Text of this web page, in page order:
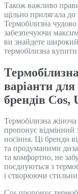
Також важливо
щільно прилягала
Термобілизна
забезпечуючи
ви знайдете
термобілизна
варіанти для
брендів
Термобілизна
пропонує відмінний
носіння. Ці бренди
та продуманими
та комфортно, не
поєднуються з
і створюючи